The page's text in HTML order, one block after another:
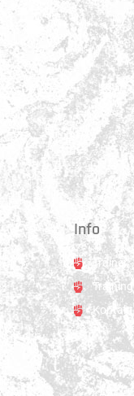
Info
Trainer
Training
Kontakt